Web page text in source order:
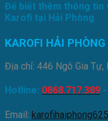
Để biết thêm thông tin
Karofi tại Hải Phòng
KAROFI HẢI PHÒNG
Địa chỉ: 446 Ngô Gia Tự,
Hotline: 0868.717.389 -
Email: